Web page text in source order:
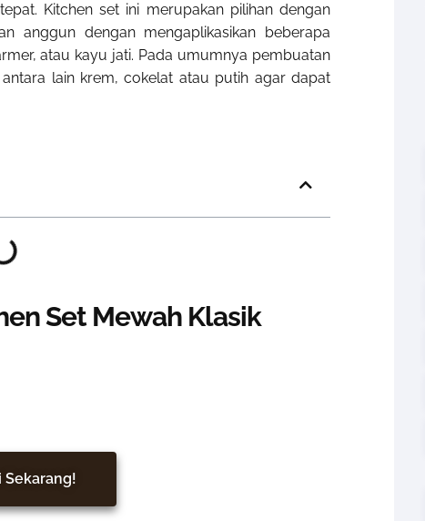
Kitchen set ini merupakan pilihan dengan
anggun dengan mengaplikasikan beberapa
atau kayu jati. Pada umumnya pembuatan
lain krem, cokelat atau putih agar dapat
Set Mewah Klasik
Sekarang!